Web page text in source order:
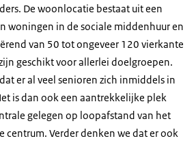
De woonlocatie bestaat uit een
woningen in de sociale middenhuur en
van 50 tot ongeveer 120 vierkante
geschikt voor allerlei doelgroepen.
er al veel senioren zich inmiddels in
is dan ook een aantrekkelijke plek
gelegen op loopafstand van het
centrum. Verder denken we dat er ook